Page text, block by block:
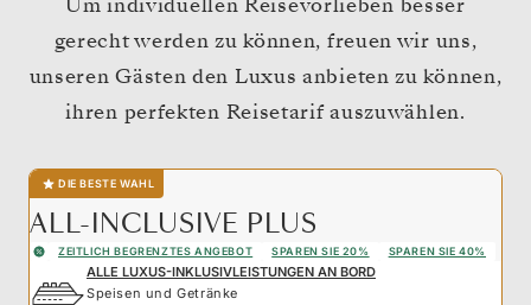
gerecht werden zu können, freuen wir uns,
unseren Gästen den Luxus anbieten zu können,
ihren perfekten Reisetarif auszuwählen.
DIE BESTE WAHL
ALL-INCLUSIVE PLUS
ZEITLICH BEGRENZTES ANGEBOT SPAREN SIE 20% SPAREN SIE 40%
ALLE LUXUS-INKLUSIVLEISTUNGEN AN BORD
Speisen und Getränke